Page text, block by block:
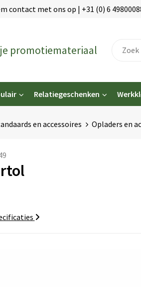
contact met ons op | +31 (0) 6
promotiemateriaal
Relatiegeschenken
en accessoires Opladers en